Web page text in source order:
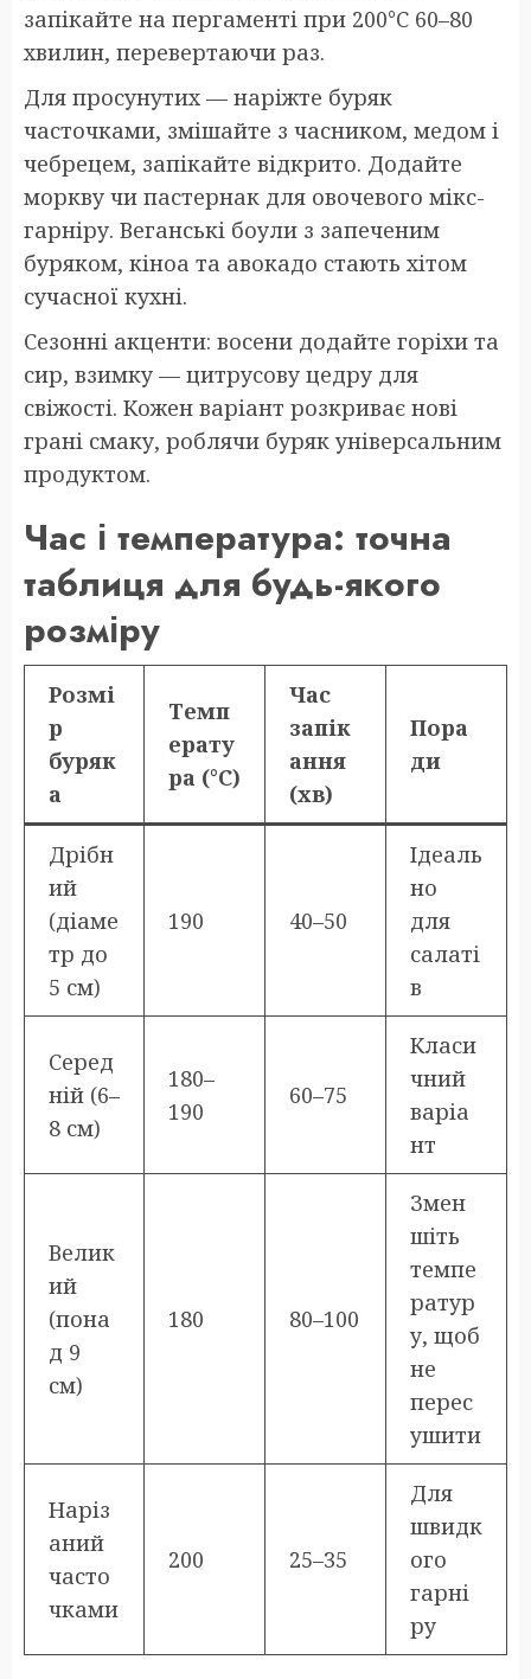
запікайте на пергаменті при 200°C 60–80
хвилин, перевертаючи раз.
Для просунутих — наріжте буряк
часточками, змішайте з часником, медом і
чебрецем, запікайте відкрито. Додайте
моркву чи пастернак для овочевого мікс-
гарніру. Веганські боули з запеченим
буряком, кіноа та авокадо стають хітом
сучасної кухні.
Сезонні акценти: восени додайте горіхи та
сир, взимку — цитрусову цедру для
свіжості. Кожен варіант розкриває нові
грані смаку, роблячи буряк універсальним
продуктом.
Час і температура: точна
таблиця для будь-якого
розміру
Розмі
р
буряк
а
Темп
ерату
ра (°C)
Час
запік
ання
(хв)
Пора
ди
Дрібн
ий
(діаме
тр до
5 см)
190 40–50
Ідеаль
но
для
салаті
в
Серед
ній (6–
8 см)
180–
190
60–75
Класи
чний
варіа
нт
Велик
ий
(пона
д 9
см)
180 80–100
Змен
шіть
темпе
ратур
у, щоб
не
перес
ушити
Наріз
аний
часто
чками
200 25–35
Для
швидк
ого
гарні
ру